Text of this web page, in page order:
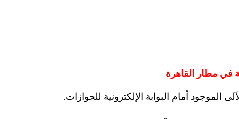
في مطار القاهرة